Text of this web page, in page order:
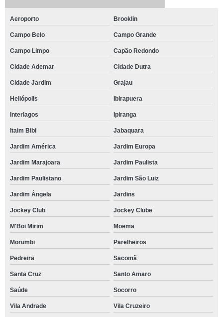
Aeroporto Brooklin
Campo Belo Campo Grande
Campo Limpo Capão Redondo
Cidade Ademar Cidade Dutra
Cidade Jardim Grajau
Heliópolis Ibirapuera
Interlagos Ipiranga
Itaim Bibi Jabaquara
Jardim América Jardim Europa
Jardim Marajoara Jardim Paulista
Jardim Paulistano Jardim São Luiz
Jardim Ângela Jardins
Jockey Club Jockey Clube
M'Boi Mirim Moema
Morumbi Parelheiros
Pedreira Sacomã
Santa Cruz Santo Amaro
Saúde Socorro
Vila Andrade Vila Cruzeiro